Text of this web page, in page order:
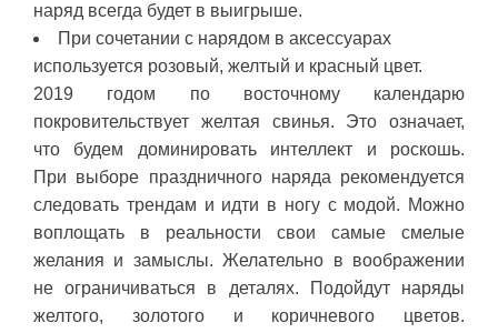
наряд всегда будет в выигрыше.
При сочетании с нарядом в аксессуарах
используется розовый, желтый и красный цвет.
2019 годом по восточному календарю
покровительствует желтая свинья. Это означает,
что будем доминировать интеллект и роскошь.
При выборе праздничного наряда рекомендуется
следовать трендам и идти в ногу с модой. Можно
воплощать в реальности свои самые смелые
желания и замыслы. Желательно в воображении
не ограничиваться в деталях. Подойдут наряды
желтого, золотого и коричневого цветов.